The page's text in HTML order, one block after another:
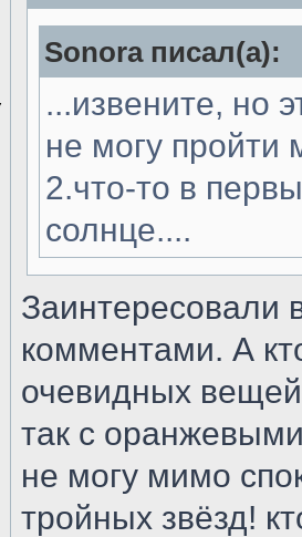
Sonora писал(а):
...извените, но
не могу пройти
2.что-то в
солнце....
Заинтересовали
комментами. А
очевидных
так с
не могу мимо
тройных звёзд!